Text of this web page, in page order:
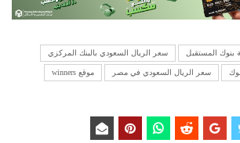
بنوك المستقبل سعر الريال السعودي بالبنك المركزي
سعر الريال السعودي في مصر موقع winners